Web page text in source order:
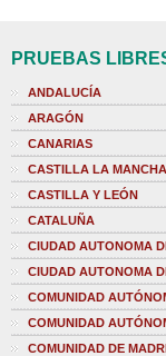
PRUEBAS
ANDALUCÍA
ARAGÓN
CANARIAS
CASTILLA LA MANCHA
CASTILLA Y LEÓN
CATALUÑA
CIUDAD AUTONOMA
CIUDAD AUTONOMA
COMUNIDAD
COMUNIDAD
COMUNIDAD DE